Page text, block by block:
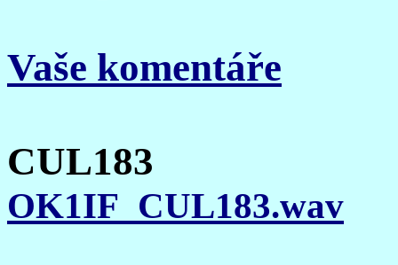
Vaše komentáře
CUL183
OK1IF_CUL183.wav